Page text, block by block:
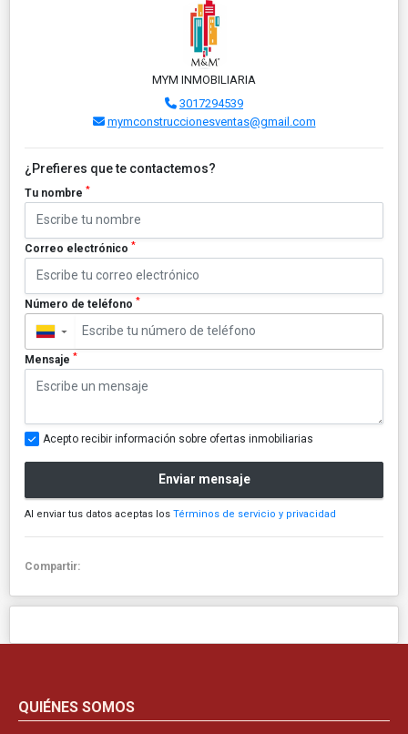
MYM INMOBILIARIA
3017294539
mymconstruccionesventas@gmail.com
¿Prefieres que te contactemos?
Tu nombre *
Correo electrónico *
Número de teléfono *
▼
Mensaje *
Acepto recibir información sobre ofertas inmobiliarias
Enviar mensaje
Al enviar tus datos aceptas los Términos de servicio y privacidad
Compartir:
QUIÉNES SOMOS